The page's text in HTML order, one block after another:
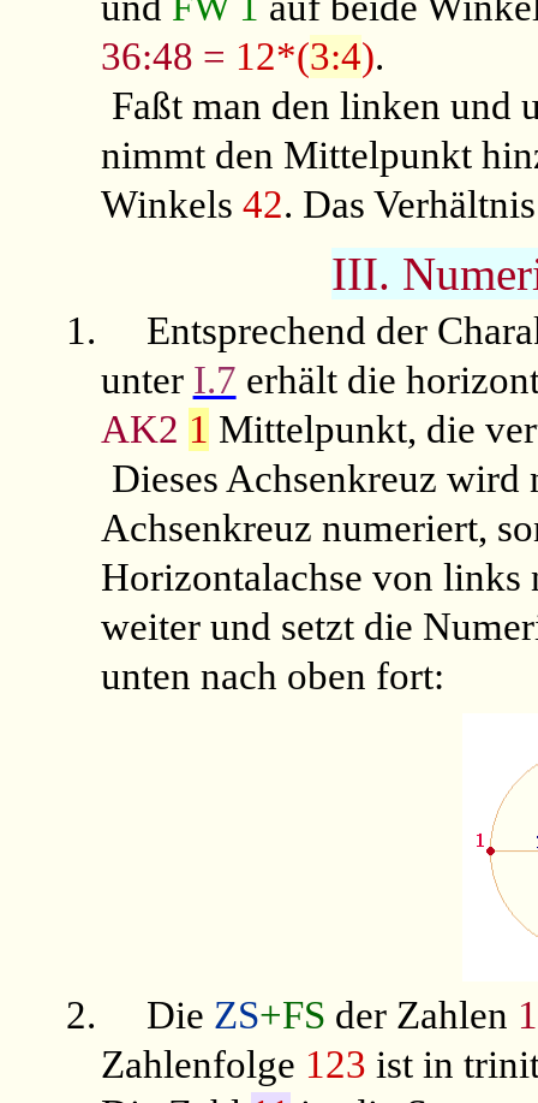
36:48 = 12*(3:4).
Faßt man den linken und
nimmt den Mittelpunkt
Winkels 42. Das
III.
1.
Entsprechend der
unter I.7 erhält die
AK2 1 Mittelpunkt, die
Dieses Achsenkreuz
Achsenkreuz numeriert,
Horizontalachse von links
weiter und setzt die
unten nach oben fort:
2. Die ZS+FS der Zahlen
Zahlenfolge 123 ist in